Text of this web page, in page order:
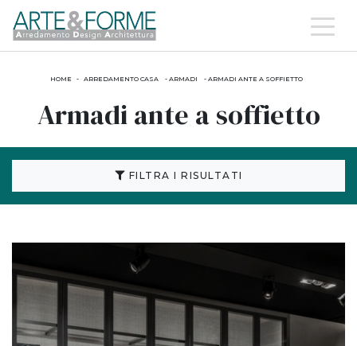
HOME - ARREDAMENTO CASA - ARMADI - ARMADI ANTE A SOFFIETTO
Armadi ante a soffietto
FILTRA I RISULTATI